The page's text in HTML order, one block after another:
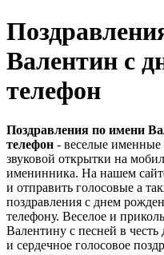
Валентин с
телефон
Поздравления по имени
телефон - веселые именные
звуковой открытки на
именинника. На нашем
и отправить голосовые а
поздравления с днем
телефону. Веселое и
Валентину с песней в
и сердечное голосовое